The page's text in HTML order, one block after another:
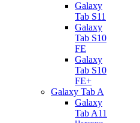
Galaxy
Tab S11
Galaxy
Tab S10
FE
Galaxy
Tab S10
FE+
Galaxy Tab A
Galaxy
Tab A11